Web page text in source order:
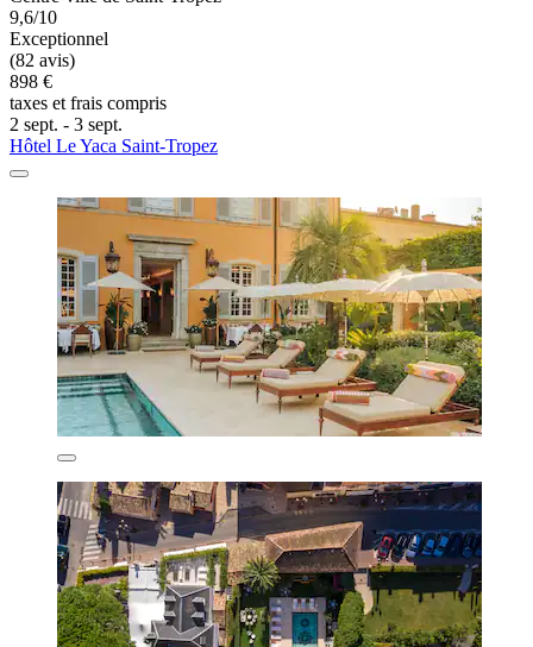
9,6/10
Exceptionnel
(82 avis)
898 €
taxes et frais compris
2 sept. - 3 sept.
Hôtel Le Yaca Saint-Tropez